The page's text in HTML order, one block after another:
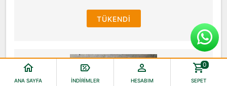
TÜKENDI
ANA SAYFA İNDIRIMLER HESABIM
0
SEPET